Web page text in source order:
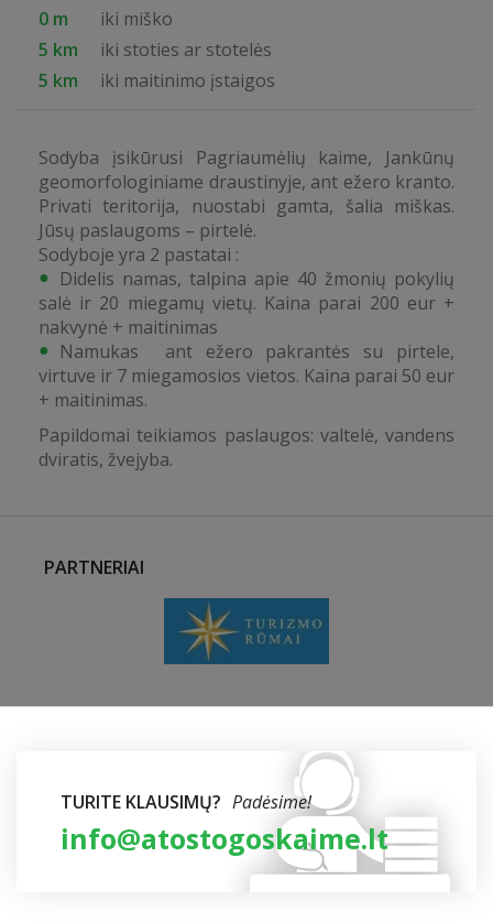
0 m
iki miško
5 km
iki stoties ar stotelės
5 km
iki maitinimo įstaigos
Sodyba įsikūrusi Pagriaumėlių kaime, Jankūnų
geomorfologiniame draustinyje, ant ežero kranto.
Privati teritorija, nuostabi gamta, šalia miškas.
Jūsų paslaugoms – pirtelė.
Sodyboje yra 2 pastatai :
Didelis namas, talpina apie 40 žmonių pokylių
salė ir 20 miegamų vietų. Kaina parai 200 eur +
nakvynė + maitinimas
Namukas ant ežero pakrantės su pirtele,
virtuve ir 7 miegamosios vietos. Kaina parai 50 eur
+ maitinimas.
Papildomai teikiamos paslaugos: valtelė, vandens
dviratis, žvejyba.
PARTNERIAI
TURITE KLAUSIMŲ? Padėsime!
info@atostogoskaime.lt